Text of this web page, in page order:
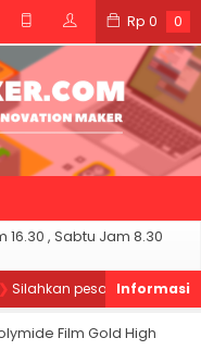
Rp 0 0
, Sabtu Jam 8.30
pesan produk sesuai
Film Gold High